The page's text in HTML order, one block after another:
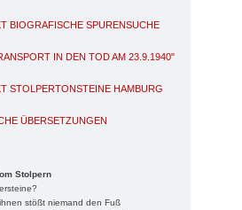
BIOGRAFISCHE SPURENSUCHE
IN DEN TOD AM 23.9.1940"
STOLPERTONSTEINE HAMBURG
ÜBERSETZUNGEN
Stolpern
stößt niemand den Fuß